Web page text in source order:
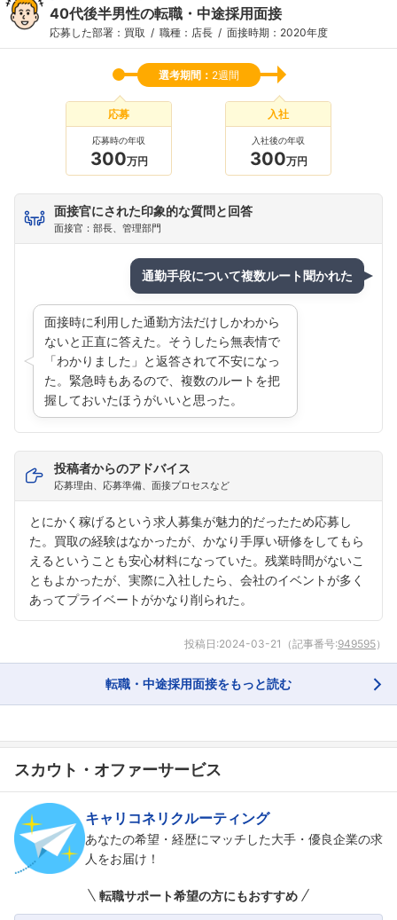
40代後半男性の転職・中途採用面接
応募した部署：買取 職種：店長 面接時期：2020年度
選考期間： 2週間
応募
応募時の年収
300万円
入社
入社後の年収
300万円
面接官にされた印象的な質問と回答
面接官：部長、管理部門
通勤手段について複数ルート聞かれた
面接時に利用した通勤方法だけしかわから
ないと正直に答えた。そうしたら無表情で
「わかりました」と返答されて不安になっ
た。緊急時もあるので、複数のルートを把
握しておいたほうがいいと思った。
投稿者からのアドバイス
応募理由、応募準備、面接プロセスなど
とにかく稼げるという求人募集が魅力的だったため応募し
た。買取の経験はなかったが、かなり手厚い研修をしてもら
えるということも安心材料になっていた。残業時間がないこ
ともよかったが、実際に入社したら、会社のイベントが多く
あってプライベートがかなり削られた。
投稿日:2024-03-21 （記事番号:949595）
転職・中途採用面接をもっと読む
スカウト・オファーサービス
キャリコネリクルーティング
あなたの希望・経歴にマッチした大手・優良企業の求
人をお届け！
転職サポート希望の方にもおすすめ